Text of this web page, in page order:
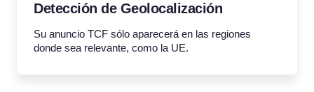
Detección de Geolocalización
Su anuncio TCF sólo aparecerá en las regiones
donde sea relevante, como la UE.